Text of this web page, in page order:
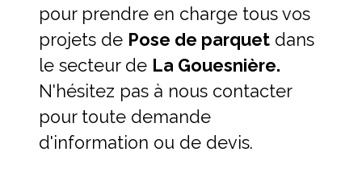
pour prendre en charge tous vos
projets de Pose de parquet dans
le secteur de La Gouesnière.
N'hésitez pas à nous contacter
pour toute demande
d'information ou de devis.